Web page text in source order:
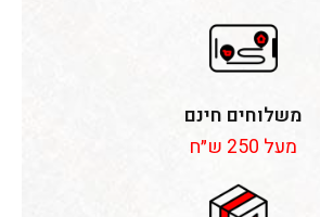
משלוחים חינם
מעל 250 ש״ח